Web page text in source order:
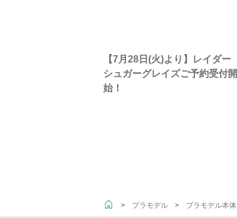
【7月28日(火)より】レイダー
シュガーグレイズご予約受付開
始！
＞ プラモデル ＞ プラモデル本体